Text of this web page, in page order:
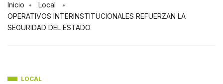
Inicio
Local
OPERATIVOS INTERINSTITUCIONALES REFUERZAN LA
SEGURIDAD DEL ESTADO
LOCAL